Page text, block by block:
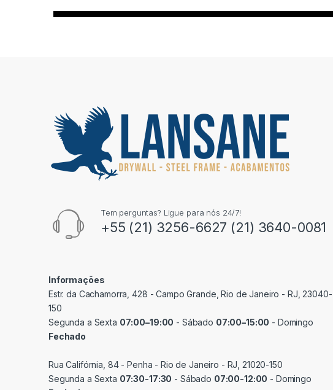
Tem perguntas? Ligue para nós 24/7!
+55 (21) 3256-6627 (21) 3640-0081
Informações
Estr. da Cachamorra, 428 - Campo Grande, Rio de Janeiro - RJ, 23040-
150
Segunda a Sexta 07:00–19:00 - Sábado 07:00–15:00 - Domingo
Fechado
Rua Califórnia, 84 - Penha - Rio de Janeiro - RJ, 21020-150
Segunda a Sexta 07:30-17:30 - Sábado 07:00-12:00 - Domingo